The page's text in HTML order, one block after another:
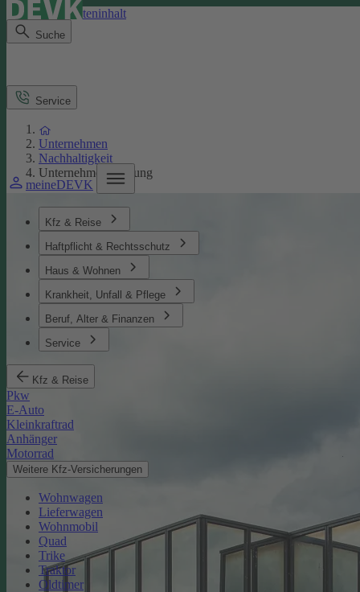
Direkt zum Seiteninhalt
Suche
meineDEVK
Kfz & Reise
Haftpflicht & Rechtsschutz
Haus & Wohnen
Krankheit, Unfall & Pflege
Beruf, Alter & Finanzen
Service
Kfz & Reise
Pkw
E-Auto
Kleinkraftrad
Anhänger
Motorrad
Weitere Kfz-Versicherungen
Wohnwagen
Lieferwagen
Wohnmobil
Quad
Trike
Traktor
Oldtimer
Service
Unternehmen
Nachhaltigkeit
Unternehmensführung